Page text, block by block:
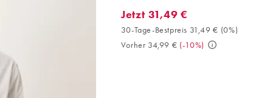
Jetzt 31,49 €. 30-Tage-
Jetzt 31,49 €
30-Tage-Bestpreis 31,49 € (0%)
Vorher 34,99 € (-10%)